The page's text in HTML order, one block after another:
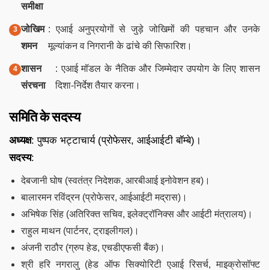
समीक्षा
जोखिम
शमन
: एआई अनुप्रयोगों से जुड़े जोखिमों की पहचान और उनके
मूल्यांकन व निगरानी के ढांचे की सिफारिश।
शासन
संरचना
: एआई मॉडल के नैतिक और जिम्मेदार उपयोग के लिए शासन
दिशा-निर्देश तैयार करना।
समिति के सदस्य
अध्यक्ष: पुष्पक भट्टाचार्य (प्रोफेसर, आईआईटी बॉम्बे)।
सदस्य:
देबजानी घोष (स्वतंत्र निदेशक, आरबीआई इनोवेशन हब)।
बालारमन रविंद्रन (प्रोफेसर, आईआईटी मद्रास)।
अभिषेक सिंह (अतिरिक्त सचिव, इलेक्ट्रॉनिक्स और आईटी मंत्रालय)।
राहुल माथन (पार्टनर, ट्राइलीगल)।
अंजनी राठौर (ग्रुप हेड, एचडीएफसी बैंक)।
श्री हरि नगरालु (हेड ऑफ सिक्योरिटी एआई रिसर्च, माइक्रोसॉफ्ट